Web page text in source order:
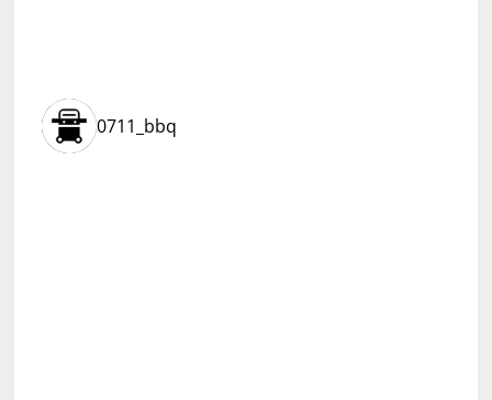
0711_bbq